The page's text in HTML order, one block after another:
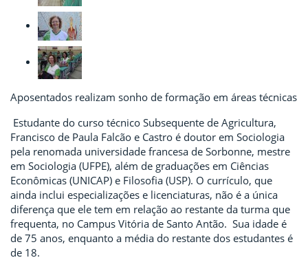
Aposentados realizam sonho de formação em áreas técnicas
Estudante do curso técnico Subsequente de Agricultura,
Francisco de Paula Falcão e Castro é doutor em Sociologia
pela renomada universidade francesa de Sorbonne, mestre
em Sociologia (UFPE), além de graduações em Ciências
Econômicas (UNICAP) e Filosofia (USP). O currículo, que
ainda inclui especializações e licenciaturas, não é a única
diferença que ele tem em relação ao restante da turma que
frequenta, no Campus Vitória de Santo Antão. Sua idade é
de 75 anos, enquanto a média do restante dos estudantes é
de 18.